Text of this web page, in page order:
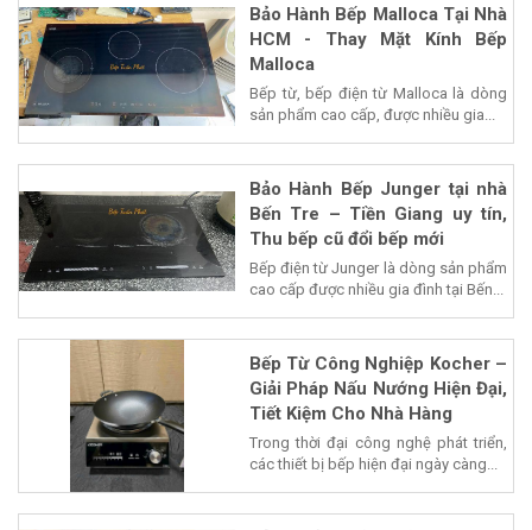
Bảo Hành Bếp Malloca Tại Nhà
HCM - Thay Mặt Kính Bếp
Malloca
Bếp từ, bếp điện từ Malloca là dòng
sản phẩm cao cấp, được nhiều gia...
Bảo Hành Bếp Junger tại nhà
Bến Tre – Tiền Giang uy tín,
Thu bếp cũ đổi bếp mới
Bếp điện từ Junger là dòng sản phẩm
cao cấp được nhiều gia đình tại Bến...
Bếp Từ Công Nghiệp Kocher –
Giải Pháp Nấu Nướng Hiện Đại,
Tiết Kiệm Cho Nhà Hàng
Trong thời đại công nghệ phát triển,
các thiết bị bếp hiện đại ngày càng...